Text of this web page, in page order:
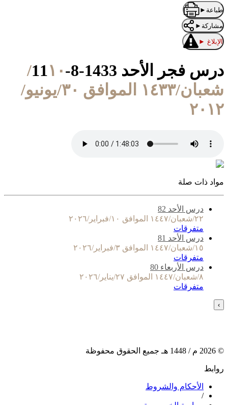
طباعة ►
مشاركة ►
الإبلاغ ►
درس فجر الأحد 1433-8-11
١٠/
شعبان/١٤٣٣ الموافق ٣٠/يونيو/
٢٠١٢
مواد ذات صلة
درس الأحد 82
٢٢/شعبان/١٤٤٧ الموافق ١٠/فبراير/٢٠٢٦
متفرقات
درس الأحد 81
١٥/شعبان/١٤٤٧ الموافق ٣/فبراير/٢٠٢٦
متفرقات
درس الأربعاء 80
٨/شعبان/١٤٤٧ الموافق ٢٧/يناير/٢٠٢٦
متفرقات
›
©
2026 م / 1448 هـ جميع الحقوق محفوظة
روابط
الأحكام والشروط
/